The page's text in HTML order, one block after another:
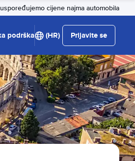
uspoređujemo cijene najma automobila
podrška (HR) Prijavite se